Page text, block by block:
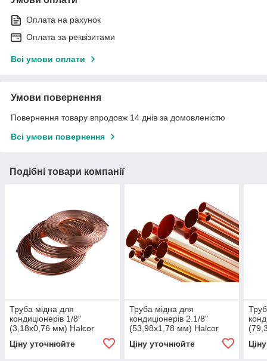
Оплата на рахунок
Оплата за реквізитами
Всі умови оплати
Умови повернення
Повернення товару впродовж 14 днів за домовленістю
Всі умови повернення
Подібні товари компанії
Труба мідна для
кондиціонерів 1/8"
(3,18х0,76 мм) Halcor
Ціну уточнюйте
Труба мідна для
кондиціонерів 2.1/8"
(53,98х1,78 мм) Halcor
Ціну уточнюйте